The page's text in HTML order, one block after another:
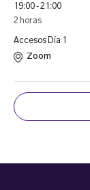
19:00 - 21:00
2 horas
Accesos Día 1
Zoom